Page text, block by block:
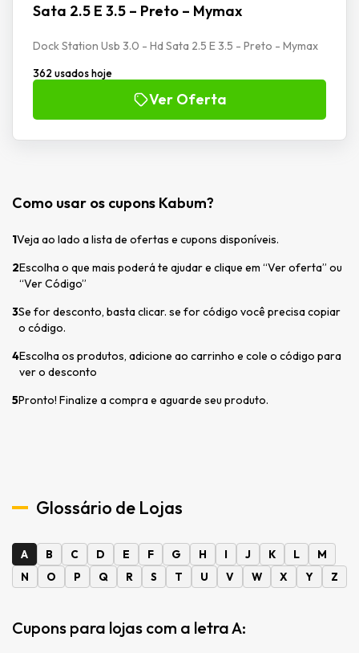
Sata 2.5 E 3.5 – Preto – Mymax
Dock Station Usb 3.0 - Hd Sata 2.5 E 3.5 - Preto - Mymax
362 usados hoje
Ver Oferta
Como usar os cupons Kabum?
1Veja ao lado a lista de ofertas e cupons disponíveis.
2Escolha o que mais poderá te ajudar e clique em “Ver oferta” ou
“Ver Código”
3Se for desconto, basta clicar. se for código você precisa copiar
o código.
4Escolha os produtos, adicione ao carrinho e cole o código para
ver o desconto
5Pronto! Finalize a compra e aguarde seu produto.
Glossário de Lojas
A B C D E F G H I J K L
M
N
O P Q R S T U V W X Y Z
Cupons para lojas com a letra A: